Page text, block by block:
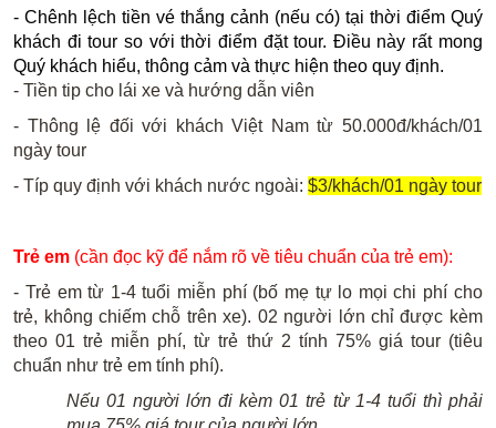
- Chênh lệch tiền vé thắng cảnh (nếu có) tại thời điểm Quý
khách đi tour so với thời điểm đặt tour. Điều này rất mong
Quý khách hiểu, thông cảm và thực hiện theo quy định.
- Tiền tip cho lái xe và hướng dẫn viên
- Thông lệ đối với khách Việt Nam từ 50.000đ/khách/01
ngày tour
- Típ quy định với khách nước ngoài:$3/khách/01 ngày tour
Trẻ em (cần đọc kỹ để nắm rõ về tiêu chuẩn của trẻ em):
- Trẻ em từ 1-4 tuổi miễn phí (bố mẹ tự lo mọi chi phí cho
trẻ, không chiếm chỗ trên xe). 02 người lớn chỉ được kèm
theo 01 trẻ miễn phí, từ trẻ thứ 2 tính 75% giá tour (tiêu
chuẩn như trẻ em tính phí).
Nếu 01 người lớn đi kèm 01 trẻ từ 1-4 tuổi thì phải